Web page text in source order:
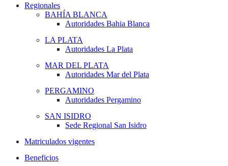
Regionales
BAHÍA BLANCA
Autoridades Bahia Blanca
LA PLATA
Autoridades La Plata
MAR DEL PLATA
Autoridades Mar del Plata
PERGAMINO
Autoridades Pergamino
SAN ISIDRO
Sede Regional San Isidro
Matriculados vigentes
Beneficios